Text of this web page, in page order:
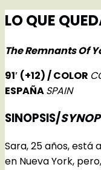
LO QUE
The Remnants Of
91′ (+12)/ COLOR
ESPAÑASPAIN
SINOPSIS/
Sara, 25 años, está
en Nueva York,